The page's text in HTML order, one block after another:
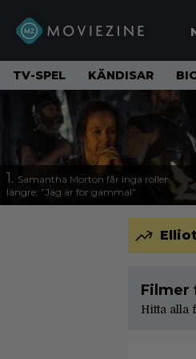
TV-SPEL KÄNDISAR
1. Samantha Morton får inga roller
längre: ”Jag är för gammal”
Filmer
Hitta alla